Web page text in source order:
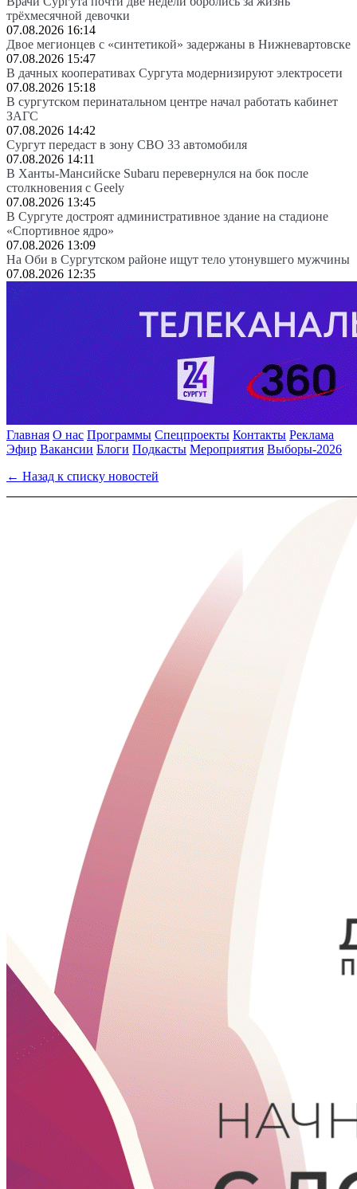
трёхмесячной девочки
07.08.2026 16:14
Двое мегионцев с «синтетикой» задержаны в Нижневартовске
07.08.2026 15:47
В дачных кооперативах Сургута модернизируют электросети
07.08.2026 15:18
В сургутском перинатальном центре начал работать кабинет
ЗАГС
07.08.2026 14:42
Сургут передаст в зону СВО 33 автомобиля
07.08.2026 14:11
В Ханты-Мансийске Subaru перевернулся на бок после
столкновения с Geely
07.08.2026 13:45
В Сургуте достроят административное здание на стадионе
«Спортивное ядро»
07.08.2026 13:09
На Оби в Сургутском районе ищут тело утонувшего мужчины
07.08.2026 12:35
Главная О нас Программы Спецпроекты Контакты Реклама
Эфир Вакансии Блоги Подкасты Мероприятия Выборы-2026
← Назад к списку новостей